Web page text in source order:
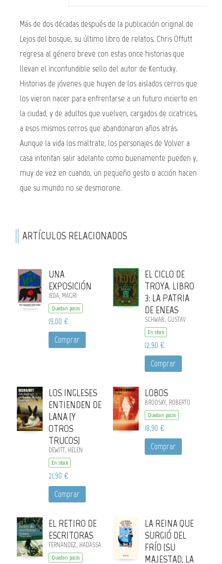
Más de dos décadas después de la publicación original de
Lejos del bosque, su último libro de relatos, Chris Offutt
regresa al género breve con estas once historias que
llevan el inconfundible sello del autor de Kentucky.
Historias de jóvenes que huyen de los aislados cerros que
los vieron nacer para enfrentarse a un futuro incierto en
la ciudad, y de adultos que vuelven, cargados de cicatrices,
a esos mismos cerros que abandonaron años atrás.
Aunque la vida los maltrate, los personajes de Volver a
casa intentan salir adelante como buenamente pueden y,
muy de vez en cuando, un pequeño gesto o acción hacen
que su mundo no se desmorone.
ARTÍCULOS RELACIONADOS
UNA
EXPOSICIÓN
IEDA, MAGRI
Quedan pocos
19,00 €
Comprar
EL CICLO DE
TROYA. LIBRO
3: LA PATRIA
DE ENEAS
SCHWAB, GUSTAV
En stock
12,90 €
Comprar
LOS INGLESES
ENTIENDEN DE
LANA (Y
OTROS
TRUCOS)
DEWITT, HELEN
En stock
21,90 €
Comprar
LOBOS
BRODSKY, ROBERTO
Quedan pocos
18,90 €
Comprar
EL RETIRO DE
ESCRITORAS
FERNÁNDEZ, HADASSA
Quedan pocos
LA REINA QUE
SURGIÓ DEL
FRÍO (SU
MAJESTAD, LA